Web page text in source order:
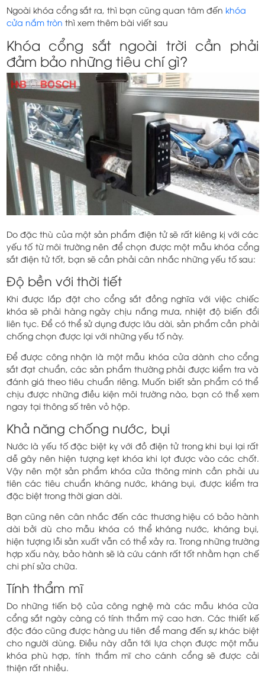
Ngoài khóa cổng sắt ra, thì bạn cũng quan tâm đến khóa
cửa nắm tròn thì xem thêm bài viết sau
Khóa cổng sắt ngoài trời cần phải
đảm bảo những tiêu chí gì?
Do đặc thù của một sản phẩm điện tử sẽ rất kiêng kị với các
yếu tố từ môi trường nên để chọn được một mẫu khóa cổng
sắt điện tử tốt, bạn sẽ cần phải cân nhắc những yếu tố sau:
Độ bền với thời tiết
Khi được lắp đặt cho cổng sắt đồng nghĩa với việc chiếc
khóa sẽ phải hàng ngày chịu nắng mưa, nhiệt độ biến đổi
liên tục. Để có thể sử dụng được lâu dài, sản phẩm cần phải
chống chọn được lại với những yếu tố này.
Để được công nhận là một mẫu khóa cửa dành cho cổng
sắt đạt chuẩn, các sản phẩm thường phải được kiểm tra và
đánh giá theo tiêu chuẩn riêng. Muốn biết sản phẩm có thể
chịu được những điều kiện môi trường nào, bạn có thể xem
ngay tại thông số trên vỏ hộp.
Khả năng chống nước, bụi
Nước là yếu tố đặc biệt kỵ với đồ điện tử trong khi bụi lại rất
dễ gây nên hiện tượng kẹt khóa khi lọt được vào các chốt.
Vậy nên một sản phẩm khóa cửa thông minh cần phải ưu
tiên các tiêu chuẩn kháng nước, kháng bụi, được kiểm tra
đặc biệt trong thời gian dài.
Bạn cũng nên cân nhắc đến các thương hiệu có bảo hành
dài bởi dù cho mẫu khóa có thể kháng nước, kháng bụi,
hiện tượng lỗi sản xuất vẫn có thể xảy ra. Trong những trường
hợp xấu này, bảo hành sẽ là cứu cánh rất tốt nhằm hạn chế
chi phí sửa chữa.
Tính thẩm mĩ
Do những tiến bộ của công nghệ mà các mẫu khóa cửa
cổng sắt ngày càng có tính thẩm mỹ cao hơn. Các thiết kế
độc đáo cũng được hàng ưu tiên để mang đến sự khác biệt
cho người dùng. Điều này dẫn tới lựa chọn được một mẫu
khóa phù hợp, tính thẩm mĩ cho cánh cổng sẽ được cải
thiện rất nhiều.